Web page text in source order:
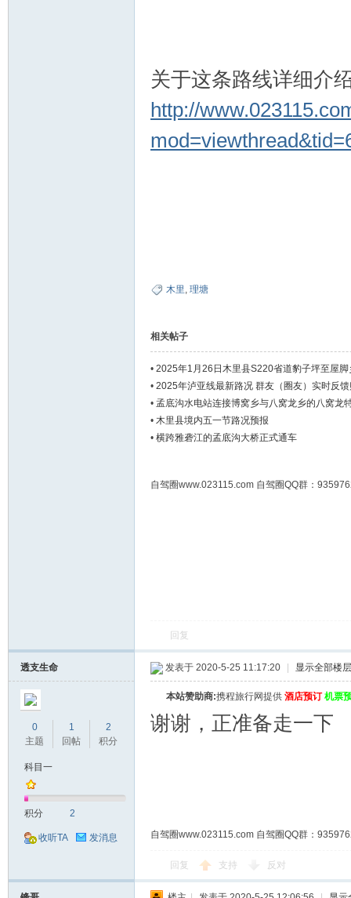
关于这条路线详细介
http://
木里, 理塘
相关帖子
• 2025年1月26日木里县S220省道豹子坪至屋
• 2025年泸亚线最新路况 群友（圈友）实时反
• 孟底沟水电站连接博窝乡与八窝龙乡的八窝龙
• 木里县境内五一节路况预报
• 横跨雅砻江的孟底沟大桥正式通车
自驾圈www.023115.com 自驾圈QQ群：
回复
透支生命
0
主题
1
回帖
2
积分
科目一
积分 2
收听TA 发消息
发表于 2020-5-25 11:17:20 显示全部楼层
本站赞助商:携程旅行网提供 酒店预订 机票
谢谢，正准备走一下
自驾圈www.023115.com 自驾圈QQ群：
回复 支持 反对